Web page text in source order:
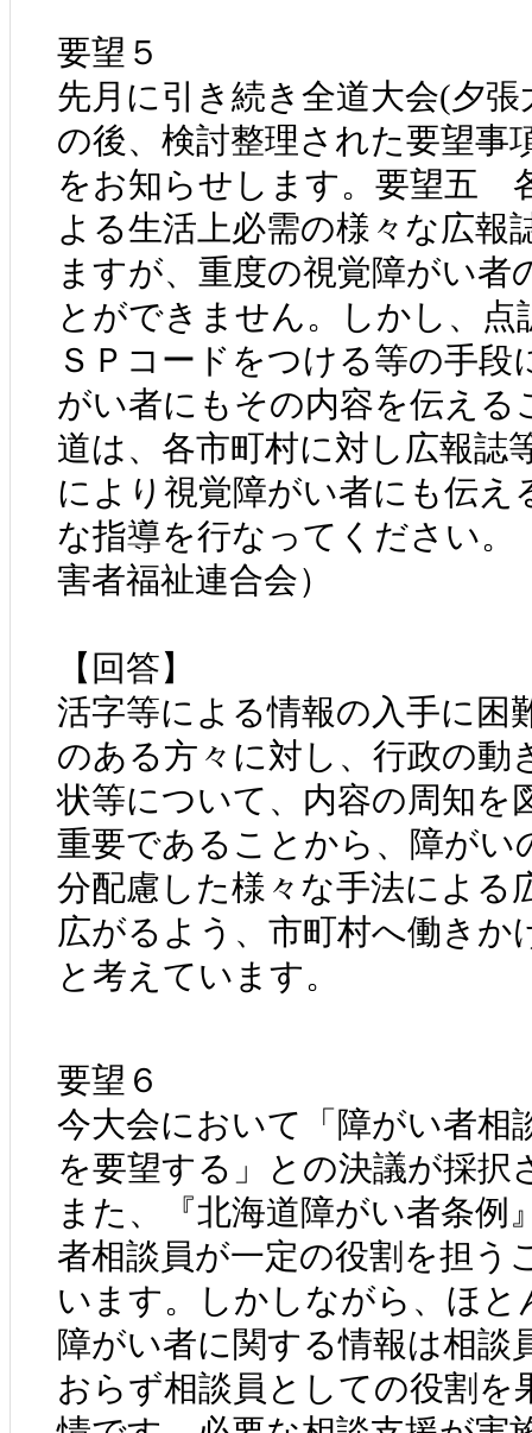
要望５
先月に引き続き全道大会(夕
の後、検討整理された要望事
をお知らせします。要望五
よる生活上必需の様々な広報
ますが、重度の視覚障がい
とができません。しかし、点
ＳＰコードをつける等の手段
がい者にもその内容を伝える
道は、各市町村に対し広報誌
により視覚障がい者にも伝え
な指導を行なってください。
害者福祉連合会）
【回答】
活字等による情報の入手に困
のある方々に対し、行政の動
状等について、内容の周知を
重要であることから、障がい
分配慮した様々な手法による
広がるよう、市町村へ働きか
と考えています。
要望６
今大会において「障がい者相
を要望する」との決議が採択
また、『北海道障がい者条例
者相談員が一定の役割を担う
います。しかしながら、ほ
障がい者に関する情報は相談
おらず相談員としての役割を